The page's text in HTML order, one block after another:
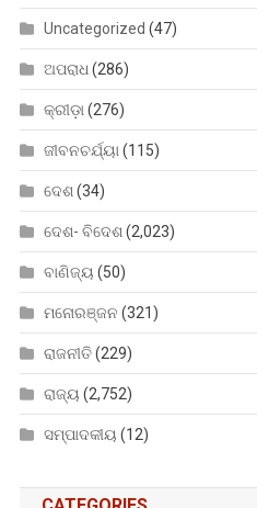
Uncategorized (47)
ଅପରାଧ (286)
କ୍ରୀଡ଼ା (276)
ଜୀବନଚର୍ଯ୍ୟା (115)
ଦେଶ (34)
ଦେଶ- ବିଦେଶ (2,023)
ବାଣିଜ୍ୟ (50)
ମନୋରଞ୍ଜନ (321)
ରାଜନୀତି(229)
ରାଜ୍ୟ (2,752)
ସମ୍ପାଦକୀୟ (12)